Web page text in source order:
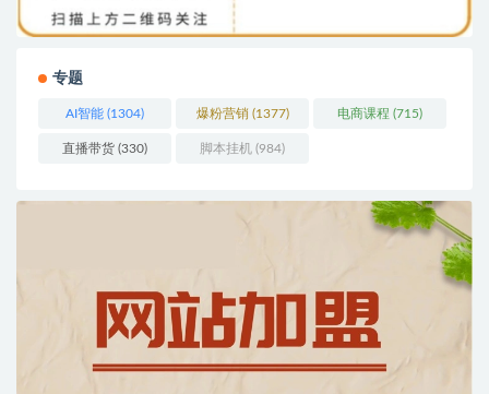
专题
AI智能 (1304) 爆粉营销 (1377) 电商课程 (715)
直播带货 (330) 脚本挂机 (984)